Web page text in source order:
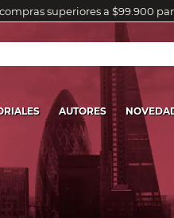
superiores a $99.900
AUTORES